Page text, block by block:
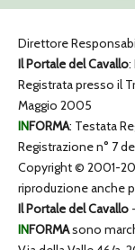
Direttore
Il Portale del Cavallo:
Registrata presso il
Maggio 2005
INFORMA: Testata
Registrazione n° 7
Copyright © 2001-
riproduzione anche
Il Portale del Cavallo -
INFORMAsono